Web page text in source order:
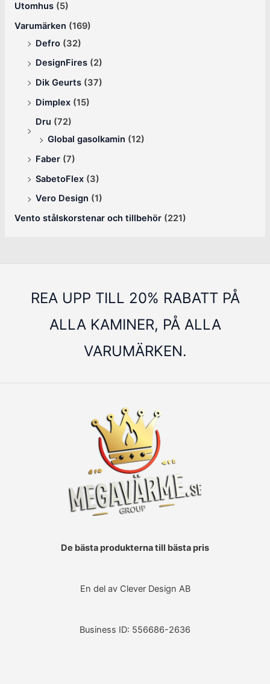
Utomhus (5)
Varumärken (169)
Defro (32)
DesignFires (2)
Dik Geurts (37)
Dimplex (15)
Dru (72)
Global gasolkamin (12)
Faber (7)
SabetoFlex (3)
Vero Design (1)
Vento stålskorstenar och tillbehör (221)
REA UPP TILL 20% RABATT PÅ
ALLA KAMINER, PÅ ALLA
VARUMÄRKEN.
De bästa produkterna till bästa pris
En del av Clever Design AB
Business ID: 556686-2636